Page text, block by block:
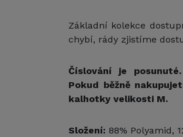
Základní kolekce
chybí, rády zjistíme
Číslování je
Pokud běžně
kalhotky velikosti M.
Složení: 88% Polyamid,